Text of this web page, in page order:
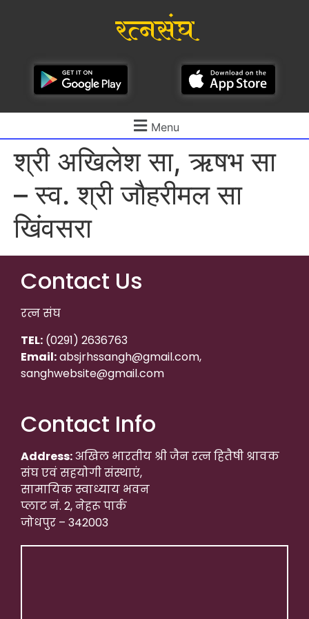
रत्नसंघ
Menu
श्री अखिलेश सा, ऋषभ सा
– स्व. श्री जौहरीमल सा
खिंवसरा
Contact Us
रत्न संघ
TEL: (0291) 2636763
Email:absjrhssangh@gmail.com,
sanghwebsite@gmail.com
Contact Info
Address:अखिल भारतीय श्री जैन रत्न हितैषी श्रावक
संघ एवं सहयोगी संस्थाएं,
सामायिक स्वाध्याय भवन
प्लाट नं. 2, नेहरू पार्क
जोधपुर – 342003